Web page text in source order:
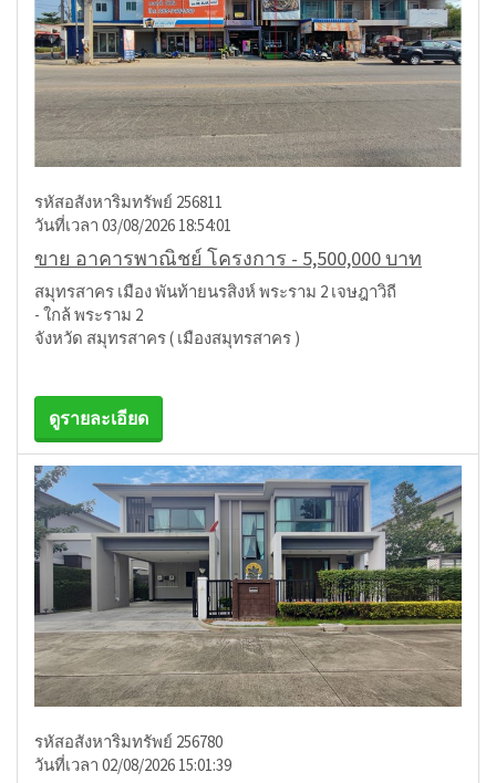
รหัสอสังหาริมทรัพย์ 256811
วันที่เวลา 03/08/2026 18:54:01
ขาย อาคารพาณิชย์ โครงการ - 5,500,000 บาท
สมุทรสาคร เมือง พันท้ายนรสิงห์ พระราม 2 เจษฎาวิถี
- ใกล้ พระราม 2
จังหวัด สมุทรสาคร ( เมืองสมุทรสาคร )
ดูรายละเอียด
รหัสอสังหาริมทรัพย์ 256780
วันที่เวลา 02/08/2026 15:01:39